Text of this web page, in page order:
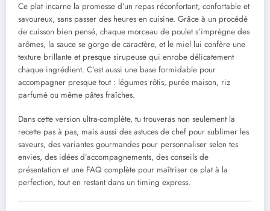
Ce plat incarne la promesse d’un repas réconfortant, confortable et
savoureux, sans passer des heures en cuisine. Grâce à un procédé
de cuisson bien pensé, chaque morceau de poulet s’imprègne des
arômes, la sauce se gorge de caractère, et le miel lui confère une
texture brillante et presque sirupeuse qui enrobe délicatement
chaque ingrédient. C’est aussi une base formidable pour
accompagner presque tout : légumes rôtis, purée maison, riz
parfumé ou même pâtes fraîches.
Dans cette version ultra-complète, tu trouveras non seulement la
recette pas à pas, mais aussi des astuces de chef pour sublimer les
saveurs, des variantes gourmandes pour personnaliser selon tes
envies, des idées d’accompagnements, des conseils de
présentation et une FAQ complète pour maîtriser ce plat à la
perfection, tout en restant dans un timing express.